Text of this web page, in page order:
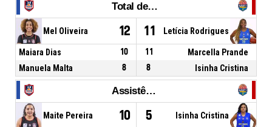
Total de Rebotes
Mel Oliveira 12 11 Letícia Rodrigues
Maiara Dias 10 11
Marcella Prande
Manuela Malta
8 8 Isinha Cristina
Assistências
Maite Pereira 10 5 Isinha Cristina